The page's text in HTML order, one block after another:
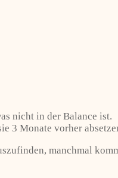
nicht in der Balance ist.
3 Monate vorher
manchmal